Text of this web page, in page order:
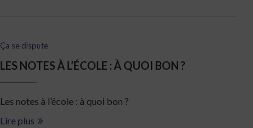
Ça se dispute
LES NOTES À L’ÉCOLE : À QUOI BON ?
Les notes à l’école : à quoi bon ?
Lire plus